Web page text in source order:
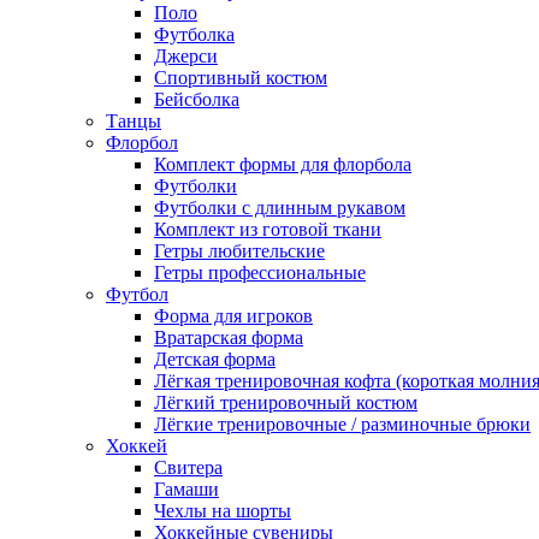
Поло
Футболка
Джерси
Спортивный костюм
Бейсболка
Танцы
Флорбол
Комплект формы для флорбола
Футболки
Футболки с длинным рукавом
Комплект из готовой ткани
Гетры любительские
Гетры профессиональные
Футбол
Форма для игроков
Вратарская форма
Детская форма
Лёгкая тренировочная кофта (короткая
Лёгкий тренировочный костюм
Лёгкие тренировочные / разминочные брюки
Хоккей
Свитера
Гамаши
Чехлы на шорты
Хоккейные сувениры